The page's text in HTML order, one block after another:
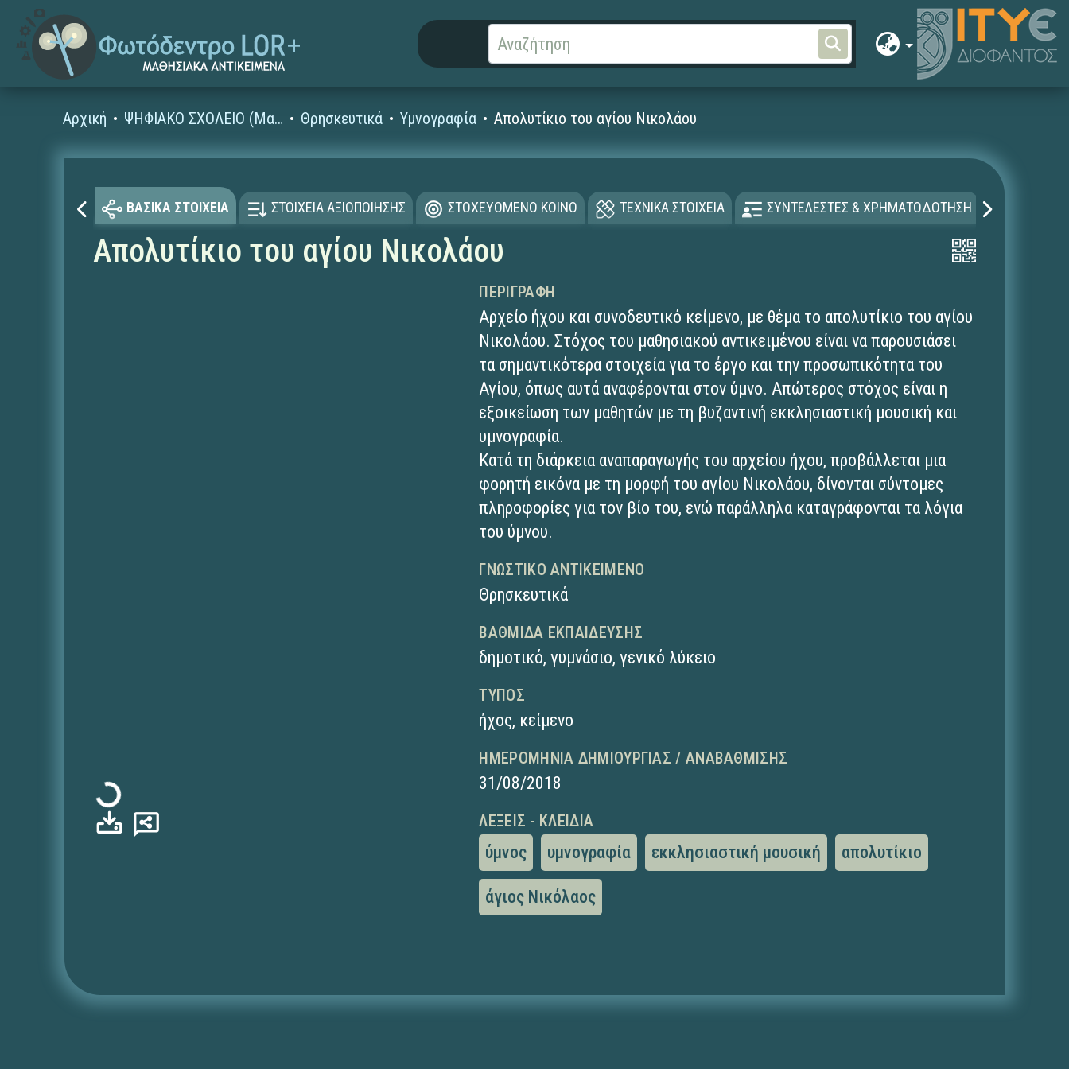
Αρχική ΨΗΦΙΑΚΟ ΣΧΟΛΕΙΟ (Μαθησιακά Αντικείμενα) Θρησκευτικά Υμνογραφία Απολυτίκιο του αγίου Νικολάου
ΒΑΣΙΚΑ ΣΤΟΙΧΕΙΑ ΣΤΟΙΧΕΙΑ ΑΞΙΟΠΟΙΗΣΗΣ ΣΤΟΧΕΥΟΜΕΝΟ ΚΟΙΝΟ ΤΕΧΝΙΚΑ ΣΤΟΙΧΕΙΑ ΣΥΝΤΕΛΕΣΤΕΣ & ΧΡΗΜΑΤΟΔΟΤΗΣΗ
Απολυτίκιο του αγίου Νικολάου
Φόρτωση...
ΠΕΡΙΓΡΑΦΉ
Αρχείο ήχου και συνοδευτικό κείμενο, με θέμα το απολυτίκιο του αγίου
Νικολάου. Στόχος του μαθησιακού αντικειμένου είναι να παρουσιάσει
τα σημαντικότερα στοιχεία για το έργο και την προσωπικότητα του
Αγίου, όπως αυτά αναφέρονται στον ύμνο. Απώτερος στόχος είναι η
εξοικείωση των μαθητών με τη βυζαντινή εκκλησιαστική μουσική και
υμνογραφία.
Κατά τη διάρκεια αναπαραγωγής του αρχείου ήχου, προβάλλεται μια
φορητή εικόνα με τη μορφή του αγίου Νικολάου, δίνονται σύντομες
πληροφορίες για τον βίο του, ενώ παράλληλα καταγράφονται τα λόγια
του ύμνου.
ΓΝΩΣΤΙΚΌ ΑΝΤΙΚΕΊΜΕΝΟ
Θρησκευτικά
ΒΑΘΜΊΔΑ ΕΚΠΑΊΔΕΥΣΗΣ
δημοτικό,γυμνάσιο,γενικό λύκειο
ΤΎΠΟΣ
ήχος, κείμενο
ΗΜΕΡΟΜΗΝΊΑ ΔΗΜΙΟΥΡΓΊΑΣ / ΑΝΑΒΆΘΜΙΣΗΣ
31/08/2018
ΛΈΞΕΙΣ - ΚΛΕΙΔΙΆ
ύμνος υμνογραφία εκκλησιαστική μουσική απολυτίκιο
άγιος Νικόλαος